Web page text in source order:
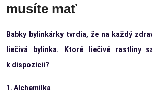
musíte mať
Babky bylinkárky tvrdia, že na každý
liečivá bylinka. Ktoré liečivé rastliny
k dispozícii?
1. Alchemilka